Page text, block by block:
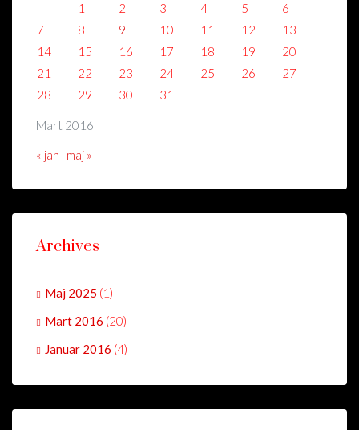
Mart 2016
1
2 3 4 5
6
7
8 9 10 11 12
13
14
15 16 17 18 19
20
21
22 23 24 25 26
27
28
29 30 31
« jan maj »
Archives
Maj 2025 (1)
Mart 2016 (20)
Januar 2016 (4)